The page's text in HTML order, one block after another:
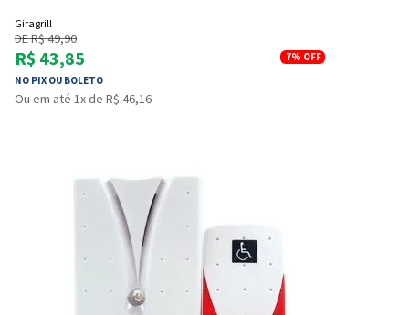
Giragrill
DE R$ 49,90
R$ 43,85
NO PIX OU BOLETO
7% OFF
Ou em até 1x de R$ 46,16